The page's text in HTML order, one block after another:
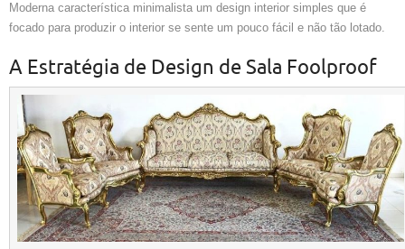
Moderna característica minimalista um design interior simples que é
focado para produzir o interior se sente um pouco fácil e não tão lotado.
A Estratégia de Design de Sala Foolproof